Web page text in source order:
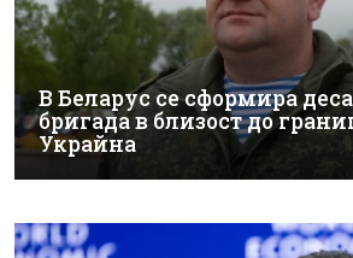
В Беларус се сформира
бригада в близост до
Украйна